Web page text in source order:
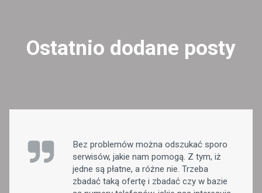
Ostatnio dodane posty
Bez problemów można odszukać sporo
serwisów, jakie nam pomogą. Z tym, iż
jedne są płatne, a różne nie. Trzeba
zbadać taką ofertę i zbadać czy w bazie